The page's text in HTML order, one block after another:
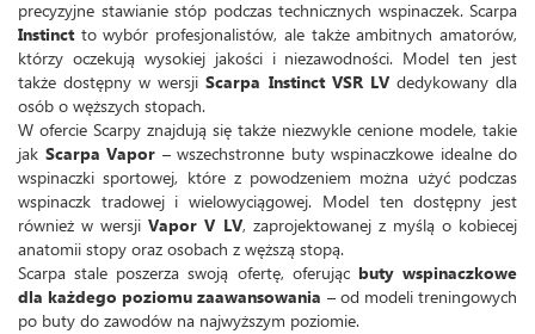
precyzyjne stawianie stóp podczas technicznych wspinaczek. Scarpa
Instinctto wybór profesjonalistów, ale także ambitnych amatorów,
którzy oczekują wysokiej jakości i niezawodności. Model ten jest
także dostępny w wersjiScarpa Instinct VSR LVdedykowany dla
osób o węższych stopach.
W ofercie Scarpy znajdują się także niezwykle cenione modele, takie
jak Scarpa Vapor – wszechstronne buty wspinaczkowe idealne do
wspinaczki sportowej, które z powodzeniem można użyć podczas
wspinaczk tradowej i wielowyciągowej. Model ten dostępny jest
również w wersjiVapor V LV, zaprojektowanej z myślą o kobiecej
anatomii stopy oraz osobach z węższą stopą.
Scarpa stale poszerza swoją ofertę, oferując buty wspinaczkowe
dla każdego poziomu zaawansowania – od modeli treningowych
po buty do zawodów na najwyższym poziomie.